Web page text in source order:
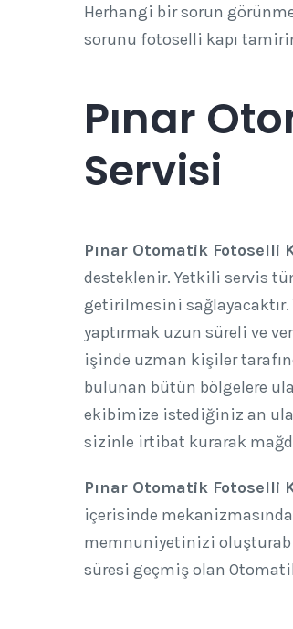
Herhangi bir sorun
sorunu fotoselli kapı
Pınar
Servisi
Pınar Otomatik Fotoselli
desteklenir. Yetkili servis
getirilmesini sağlayacaktır.
yaptırmak uzun süreli ve
işinde uzman kişiler
bulunan bütün bölgelere
ekibimize istediğiniz an
sizinle irtibat kurarak
Pınar Otomatik Fotoselli
içerisinde
memnuniyetinizi
süresi geçmiş olan